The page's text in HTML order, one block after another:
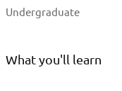
Undergraduate
What you'll learn